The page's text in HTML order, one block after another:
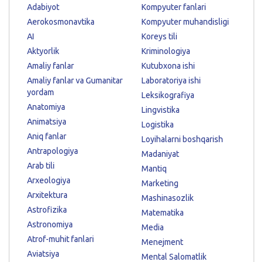
Adabiyot
Aerokosmonavtika
AI
Aktyorlik
Amaliy fanlar
Amaliy fanlar va Gumanitar
yordam
Anatomiya
Animatsiya
Aniq fanlar
Antrapologiya
Arab tili
Arxeologiya
Arxitektura
Astrofizika
Astronomiya
Atrof-muhit fanlari
Aviatsiya
Kompyuter fanlari
Kompyuter muhandisligi
Koreys tili
Kriminologiya
Kutubxona ishi
Laboratoriya ishi
Leksikografiya
Lingvistika
Logistika
Loyihalarni boshqarish
Madaniyat
Mantiq
Marketing
Mashinasozlik
Matematika
Media
Menejment
Mental Salomatlik